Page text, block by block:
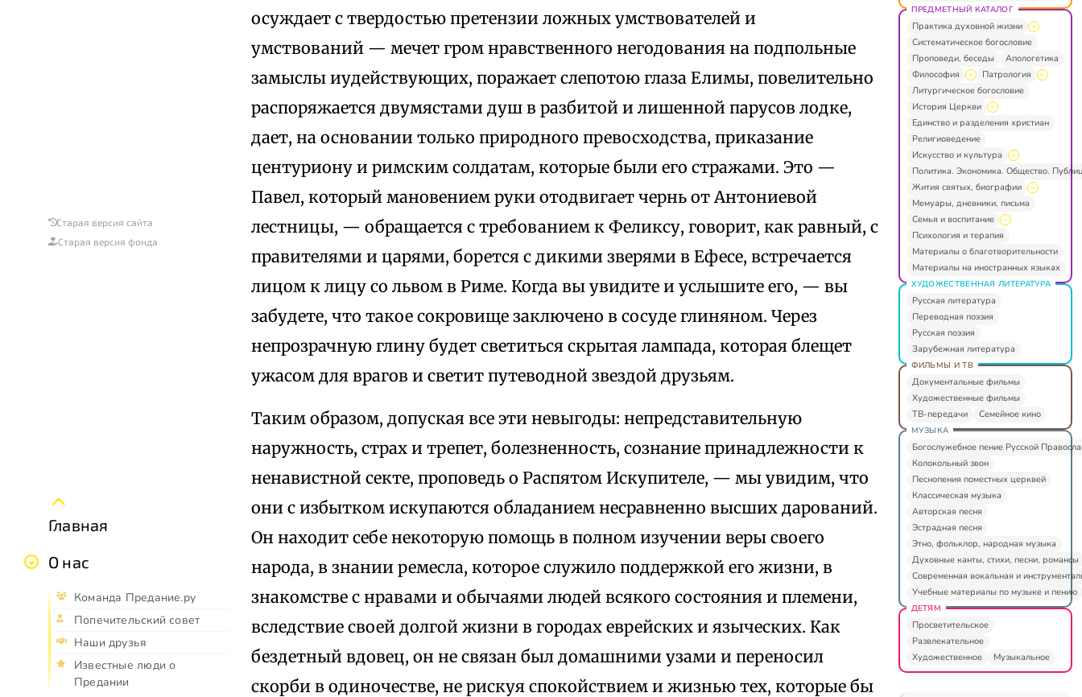
Старая версия сайта
Старая версия фонда
Главная
О нас
Команда Предание.ру
Попечительский совет
Наши друзья
Известные люди о
Предании
осуждает с твердостью претензии ложных умствователей и
умствований — мечет гром нравственного негодования на подпольные
замыслы иудействующих, поражает слепотою глаза Елимы, повелительно
распоряжается двумястами душ в разбитой и лишенной парусов лодке,
дает, на основании только природного превосходства, приказание
центуриону и римским солдатам, которые были его стражами. Это —
Павел, который мановением руки отодвигает чернь от Антониевой
лестницы, — обращается с требованием к Феликсу, говорит, как равный, с
правителями и царями, борется с дикими зверями в Ефесе, встречается
лицом к лицу со львом в Риме. Когда вы увидите и услышите его, — вы
забудете, что такое сокровище заключено в сосуде глиняном. Через
непрозрачную глину будет светиться скрытая лампада, которая блещет
ужасом для врагов и светит путеводной звездой друзьям.
Таким образом, допуская все эти невыгоды: непредставительную
наружность, страх и трепет, болезненность, сознание принадлежности к
ненавистной секте, проповедь о Распятом Искупителе, — мы увидим, что
они с избытком искупаются обладанием несравненно высших дарований.
Он находит себе некоторую помощь в полном изучении веры своего
народа, в знании ремесла, которое служило поддержкой его жизни, в
знакомстве с нравами и обычаями людей всякого состояния и племени,
вследствие своей долгой жизни в городах еврейских и языческих. Как
бездетный вдовец, он не связан был домашними узами и переносил
скорби в одиночестве, не рискуя спокойствием и жизнью тех, которые бы
ПРЕДМЕТНЫЙ КАТАЛОГ
Практика духовной жизни
Систематическое богословие
Проповеди, беседы
Апологетика
Философия
Патрология
Литургическое богословие
История Церкви
Единство и разделения христиан
Религиоведение
Искусство и культура
Политика. Экономика. Общество.
Жития святых, биографии
Мемуары, дневники, письма
Семья и воспитание
Психология и терапия
Материалы о благотворительности
Материалы на иностранных языках
ХУДОЖЕСТВЕННАЯ ЛИТЕРАТУРА
Русская литература
Переводная поэзия
Русская поэзия
Зарубежная литература
ФИЛЬМЫ И ТВ
Документальные фильмы
Художественные фильмы
ТВ-передачи
Семейное кино
МУЗЫКА
Богослужебное пение Русской
Колокольный звон
Песнопения поместных церквей
Классическая музыка
Авторская песня
Эстрадная песня
Этно, фольклор, народная музыка
Духовные канты, стихи, песни, романсы
Современная вокальная и
Учебные материалы по музыке и пению
ДЕТЯМ
Просветительское
Развлекательное
Художественное
Музыкальное